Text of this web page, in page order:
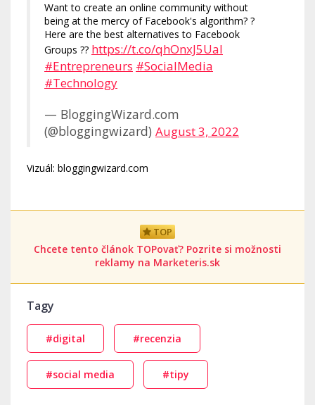
Want to create an online community without
being at the mercy of Facebook's algorithm? ?
Here are the best alternatives to Facebook
Groups ?? https://t.co/qhOnxJ5Ual
#Entrepreneurs #SocialMedia
#Technology
— BloggingWizard.com
(@bloggingwizard) August 3, 2022
Vizuál: bloggingwizard.com
TOP
Chcete tento článok TOPovať? Pozrite si možnosti
reklamy na Marketeris.sk
Tagy
#digital #recenzia
#social media #tipy